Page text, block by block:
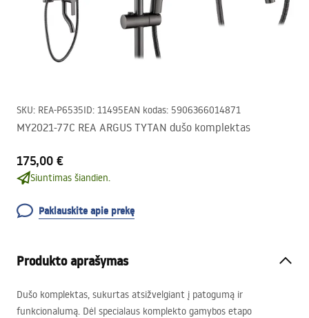
SKU: REA-P6535ID: 11495EAN kodas: 5906366014871
MY2021-77C REA ARGUS TYTAN dušo komplektas
175,00 €
Siuntimas šiandien.
Paklauskite apie prekę
Produkto aprašymas
Dušo komplektas, sukurtas atsižvelgiant į patogumą ir
funkcionalumą. Dėl specialaus komplekto gamybos etapo